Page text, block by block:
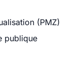
(PMZ)
publique